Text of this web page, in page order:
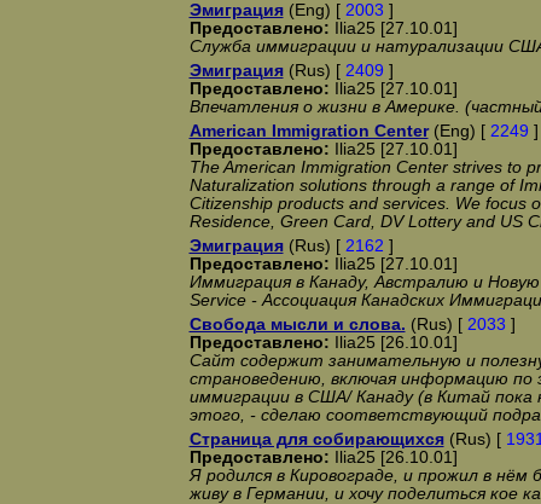
Эмиграция(Eng) [ 2003 ]
Предоставлено:
Ilia25 [27.10.01]
Служба иммиграции и натурализации
Эмиграция(Rus) [ 2409 ]
Предоставлено:
Ilia25 [27.10.01]
Впечатления о жизни в Америке.
American Immigration Center(Eng) [ 2249 ]
Предоставлено:
Ilia25 [27.10.01]
The American Immigration Center strives to
Naturalization solutions through a range of
Citizenship products and services. We focus
Residence, Green Card, DV Lottery and US
Эмиграция(Rus) [ 2162 ]
Предоставлено:
Ilia25 [27.10.01]
Иммиграция в Канаду, Австралию и
Service - Ассоциация Канадских
Cвобода мысли и слова. (Rus) [ 2033 ]
Предоставлено:
Ilia25 [26.10.01]
Сайт содержит занимательную и
страноведению, включая информацию по
иммиграции в США/ Канаду (в Китай
этого, - сделаю соответствующий
Страница для собирающихся(Rus) [
Предоставлено:
Ilia25 [26.10.01]
Я родился в Кировограде, и прожил в нём
живу в Германии, и хочу поделиться кое